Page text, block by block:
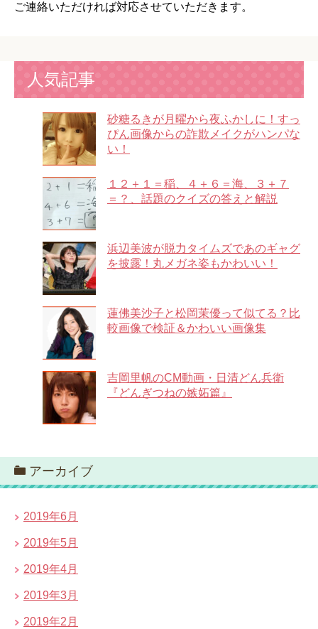
ご連絡いただければ対応させていただきます。
人気記事
砂糖るきが月曜から夜ふかしに！すっ
ぴん画像からの詐欺メイクがハンパな
い！
１２＋１＝稲、４＋６＝海、３＋７
＝？、話題のクイズの答えと解説
浜辺美波が脱力タイムズであのギャグ
を披露！丸メガネ姿もかわいい！
蓮佛美沙子と松岡茉優って似てる？比
較画像で検証＆かわいい画像集
吉岡里帆のCM動画・日清どん兵衛
『どんぎつねの嫉妬篇』
アーカイブ
2019年6月
2019年5月
2019年4月
2019年3月
2019年2月